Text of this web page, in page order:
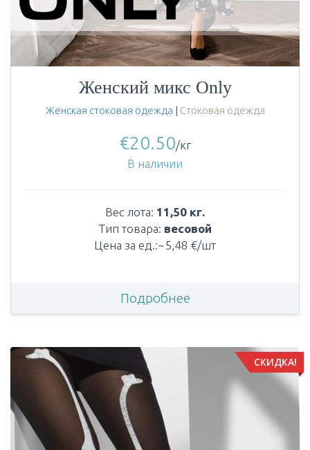
Женский микс Only
Женская стоковая одежда | Стоковая одежда
€20.50/кг
В наличии
Вес лота: 11,50 кг.
Тип товара: весовой
Цена за ед.:~5,48 €/шт
Подробнее
СКИДКА!